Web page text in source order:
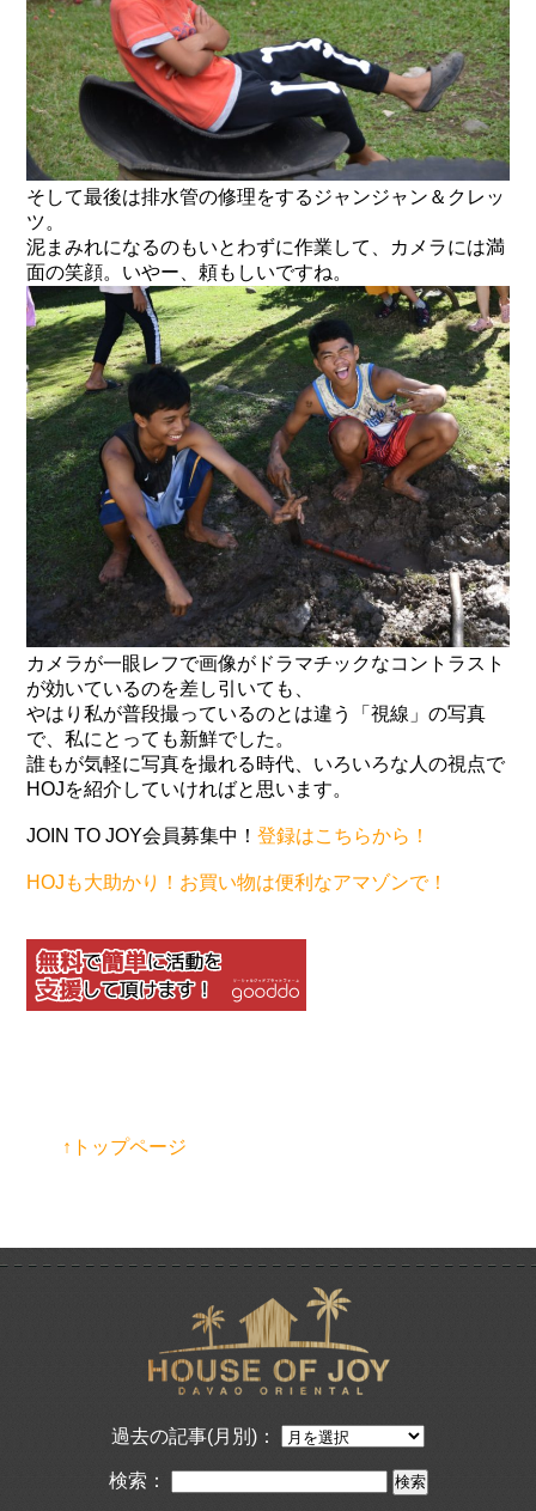
そして最後は排水管の修理をするジャンジャン＆クレッ
ツ。
泥まみれになるのもいとわずに作業して、カメラには満
面の笑顔。いやー、頼もしいですね。
カメラが一眼レフで画像がドラマチックなコントラスト
が効いているのを差し引いても、
やはり私が普段撮っているのとは違う「視線」の写真
で、私にとっても新鮮でした。
誰もが気軽に写真を撮れる時代、いろいろな人の視点で
HOJを紹介していければと思います。
JOIN TO JOY会員募集中！登録はこちらから！
HOJも大助かり！お買い物は便利なアマゾンで！
↑トップページ
過去の記事(月別)：
検索：